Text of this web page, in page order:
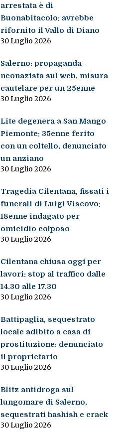
arrestata è di
Buonabitacolo: avrebbe
rifornito il Vallo di Diano
30 Luglio 2026
Salerno: propaganda
neonazista sul web, misura
cautelare per un 25enne
30 Luglio 2026
Lite degenera a San Mango
Piemonte: 35enne ferito
con un coltello, denunciato
un anziano
30 Luglio 2026
Tragedia Cilentana, fissati i
funerali di Luigi Viscovo:
18enne indagato per
omicidio colposo
30 Luglio 2026
Cilentana chiusa oggi per
lavori: stop al traffico dalle
14.30 alle 17.30
30 Luglio 2026
Battipaglia, sequestrato
locale adibito a casa di
prostituzione: denunciato
il proprietario
30 Luglio 2026
Blitz antidroga sul
lungomare di Salerno,
sequestrati hashish e crack
30 Luglio 2026